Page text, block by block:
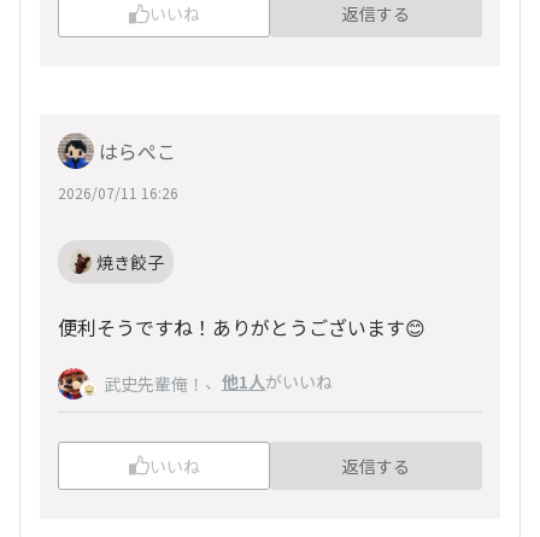
いいね 返信する
はらぺこ
2026/07/11 16:26
焼き餃子
便利そうですね！ありがとうございます😊
武史先輩俺！ 、 他1人がいいね
いいね 返信する